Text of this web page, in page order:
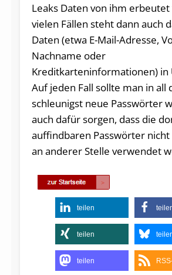
Leaks Daten von ihm
vielen Fällen steht dann auch
Daten (etwa E-Mail-Adresse,
Nachname oder
Kreditkarteninformationen) in
Auf jeden Fall sollte man in all
schleunigst neue Passwörter
auch dafür sorgen, dass die
auffindbaren Passwörter nicht
an anderer Stelle verwendet
teilen
teilen
teilen